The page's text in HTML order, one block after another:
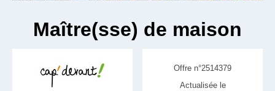
Maître(sse) de maison
Offre n°2514379
Actualisée le